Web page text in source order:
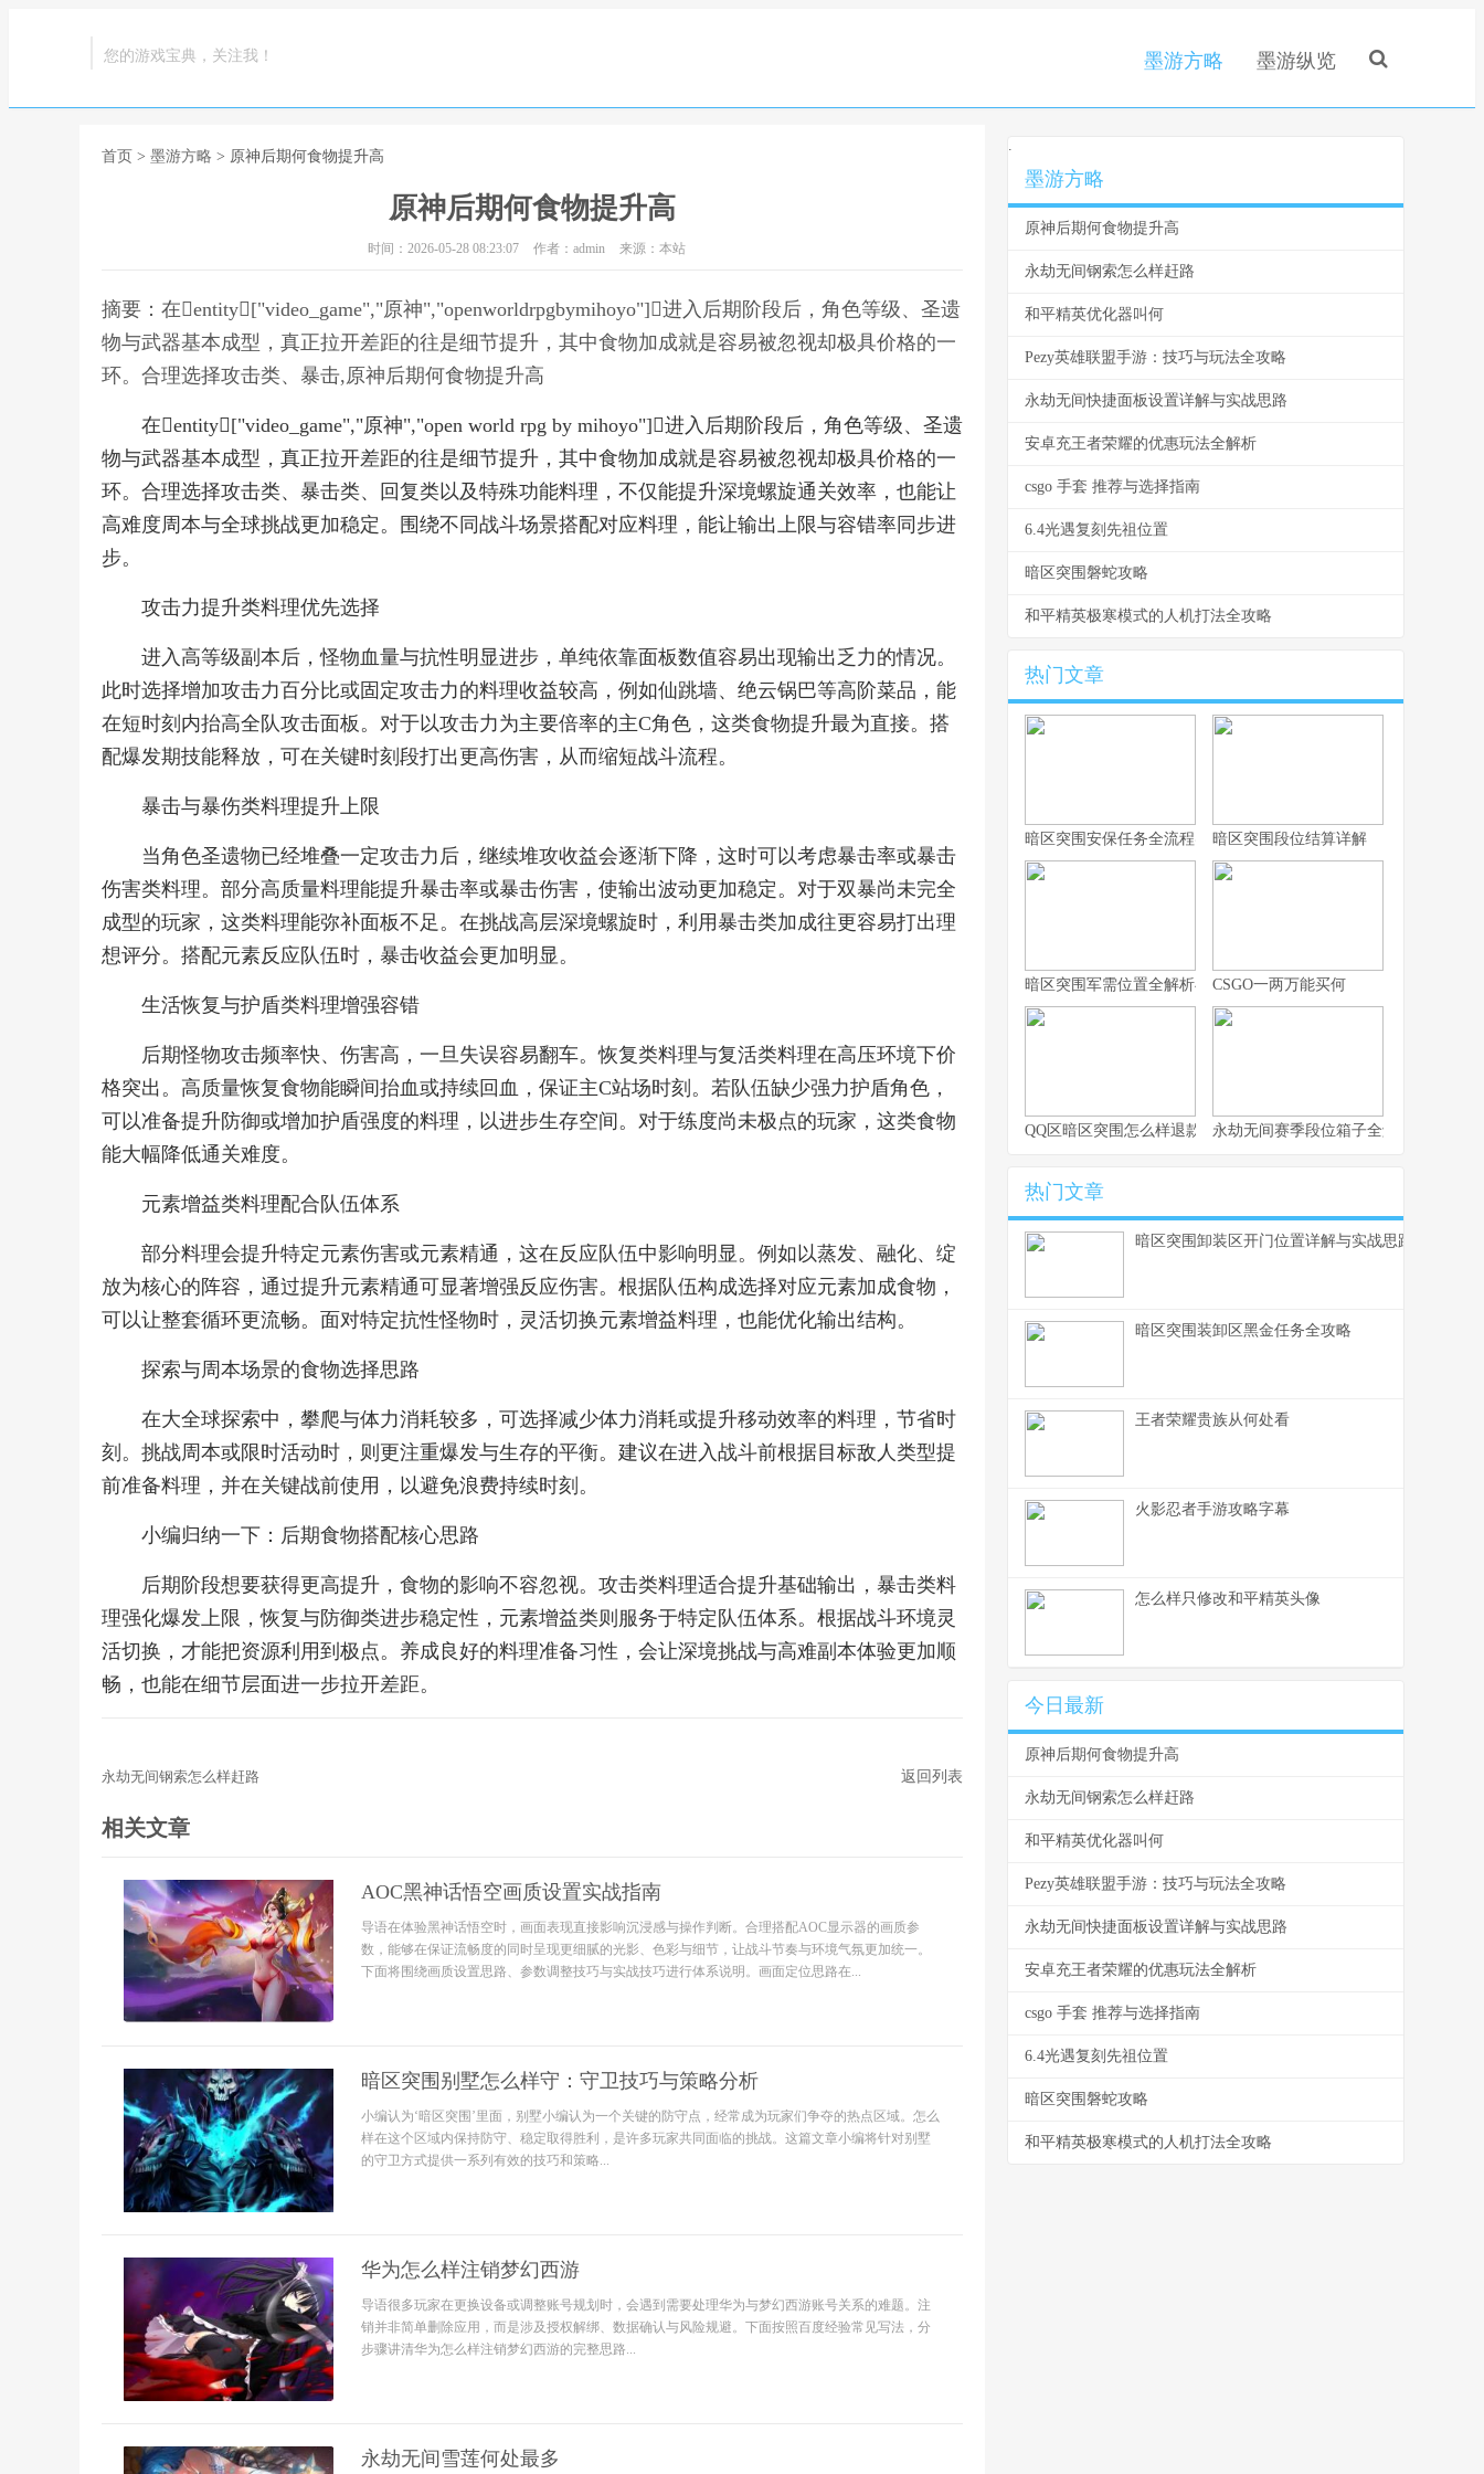
您的游戏宝典，关注我！ 墨游方略 墨游纵览
首页 > 墨游方略 > 原神后期何食物提升高
原神后期何食物提升高
时间：2026-05-28 08:23:07 作者：admin 来源：本站
摘要：在entity["video_game","原神","openworldrpgbymihoyo"]进入后期阶段后，角色等级、圣遗
物与武器基本成型，真正拉开差距的往是细节提升，其中食物加成就是容易被忽视却极具价格的一
环。合理选择攻击类、暴击,原神后期何食物提升高
在entity["video_game","原神","open world rpg by mihoyo"]进入后期阶段后，角色等级、圣遗
物与武器基本成型，真正拉开差距的往是细节提升，其中食物加成就是容易被忽视却极具价格的一
环。合理选择攻击类、暴击类、回复类以及特殊功能料理，不仅能提升深境螺旋通关效率，也能让
高难度周本与全球挑战更加稳定。围绕不同战斗场景搭配对应料理，能让输出上限与容错率同步进
步。
攻击力提升类料理优先选择
进入高等级副本后，怪物血量与抗性明显进步，单纯依靠面板数值容易出现输出乏力的情况。
此时选择增加攻击力百分比或固定攻击力的料理收益较高，例如仙跳墙、绝云锅巴等高阶菜品，能
在短时刻内抬高全队攻击面板。对于以攻击力为主要倍率的主C角色，这类食物提升最为直接。搭
配爆发期技能释放，可在关键时刻段打出更高伤害，从而缩短战斗流程。
暴击与暴伤类料理提升上限
当角色圣遗物已经堆叠一定攻击力后，继续堆攻收益会逐渐下降，这时可以考虑暴击率或暴击
伤害类料理。部分高质量料理能提升暴击率或暴击伤害，使输出波动更加稳定。对于双暴尚未完全
成型的玩家，这类料理能弥补面板不足。在挑战高层深境螺旋时，利用暴击类加成往更容易打出理
想评分。搭配元素反应队伍时，暴击收益会更加明显。
生活恢复与护盾类料理增强容错
后期怪物攻击频率快、伤害高，一旦失误容易翻车。恢复类料理与复活类料理在高压环境下价
格突出。高质量恢复食物能瞬间抬血或持续回血，保证主C站场时刻。若队伍缺少强力护盾角色，
可以准备提升防御或增加护盾强度的料理，以进步生存空间。对于练度尚未极点的玩家，这类食物
能大幅降低通关难度。
元素增益类料理配合队伍体系
部分料理会提升特定元素伤害或元素精通，这在反应队伍中影响明显。例如以蒸发、融化、绽
放为核心的阵容，通过提升元素精通可显著增强反应伤害。根据队伍构成选择对应元素加成食物，
可以让整套循环更流畅。面对特定抗性怪物时，灵活切换元素增益料理，也能优化输出结构。
探索与周本场景的食物选择思路
在大全球探索中，攀爬与体力消耗较多，可选择减少体力消耗或提升移动效率的料理，节省时
刻。挑战周本或限时活动时，则更注重爆发与生存的平衡。建议在进入战斗前根据目标敌人类型提
前准备料理，并在关键战前使用，以避免浪费持续时刻。
小编归纳一下：后期食物搭配核心思路
后期阶段想要获得更高提升，食物的影响不容忽视。攻击类料理适合提升基础输出，暴击类料
理强化爆发上限，恢复与防御类进步稳定性，元素增益类则服务于特定队伍体系。根据战斗环境灵
活切换，才能把资源利用到极点。养成良好的料理准备习性，会让深境挑战与高难副本体验更加顺
畅，也能在细节层面进一步拉开差距。
永劫无间钢索怎么样赶路 返回列表
相关文章
AOC黑神话悟空画质设置实战指南
导语在体验黑神话悟空时，画面表现直接影响沉浸感与操作判断。合理搭配AOC显示器的画质参
数，能够在保证流畅度的同时呈现更细腻的光影、色彩与细节，让战斗节奏与环境气氛更加统一。
下面将围绕画质设置思路、参数调整技巧与实战技巧进行体系说明。画面定位思路在...
暗区突围别墅怎么样守：守卫技巧与策略分析
小编认为‘暗区突围’里面，别墅小编认为一个关键的防守点，经常成为玩家们争夺的热点区域。怎么
样在这个区域内保持防守、稳定取得胜利，是许多玩家共同面临的挑战。这篇文章小编将针对别墅
的守卫方式提供一系列有效的技巧和策略...
华为怎么样注销梦幻西游
导语很多玩家在更换设备或调整账号规划时，会遇到需要处理华为与梦幻西游账号关系的难题。注
销并非简单删除应用，而是涉及授权解绑、数据确认与风险规避。下面按照百度经验常见写法，分
步骤讲清华为怎么样注销梦幻西游的完整思路...
永劫无间雪莲何处最多
.
墨游方略
原神后期何食物提升高
永劫无间钢索怎么样赶路
和平精英优化器叫何
Pezy英雄联盟手游：技巧与玩法全攻略
永劫无间快捷面板设置详解与实战思路
安卓充王者荣耀的优惠玩法全解析
csgo 手套 推荐与选择指南
6.4光遇复刻先祖位置
暗区突围磐蛇攻略
和平精英极寒模式的人机打法全攻略
热门文章
暗区突围安保任务全流程实战指南暗区突围段位结算详解
暗区突围军需位置全解析与实战思路CSGO一两万能买何
QQ区暗区突围怎么样退款 永劫无间赛季段位箱子全解析与实用思
热门文章
暗区突围卸装区开门位置详解与实战思路
暗区突围装卸区黑金任务全攻略
王者荣耀贵族从何处看
火影忍者手游攻略字幕
怎么样只修改和平精英头像
今日最新
原神后期何食物提升高
永劫无间钢索怎么样赶路
和平精英优化器叫何
Pezy英雄联盟手游：技巧与玩法全攻略
永劫无间快捷面板设置详解与实战思路
安卓充王者荣耀的优惠玩法全解析
csgo 手套 推荐与选择指南
6.4光遇复刻先祖位置
暗区突围磐蛇攻略
和平精英极寒模式的人机打法全攻略